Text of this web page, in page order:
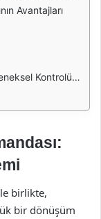
Avantajları
Kontrolün Önemi
birlikte,
bir dönüşüm